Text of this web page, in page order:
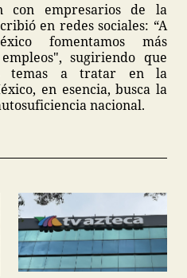
empresarios de la
en redes sociales: “A
fomentamos más
sugiriendo que
temas a tratar en la
en esencia, busca la
nacional.